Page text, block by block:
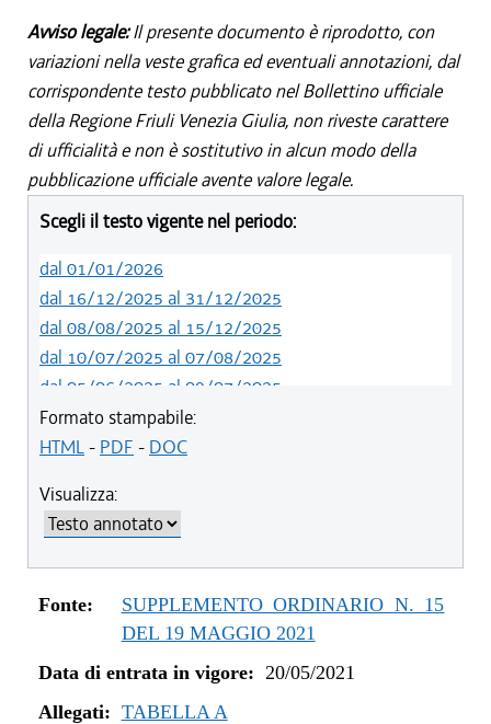
Avviso legale:Il presente documento è riprodotto, con
variazioni nella veste grafica ed eventuali annotazioni, dal
corrispondente testo pubblicato nel Bollettino ufficiale
della Regione Friuli Venezia Giulia, non riveste carattere
di ufficialità e non è sostitutivo in alcun modo della
pubblicazione ufficiale avente valore legale.
Scegli il testo vigente nel periodo:
dal 01/01/2026
dal 16/12/2025 al 31/12/2025
dal 08/08/2025 al 15/12/2025
dal 10/07/2025 al 07/08/2025
dal 05/06/2025 al 09/07/2025
dal 14/05/2024 al 04/06/2025
dal 12/08/2023 al 13/05/2024
dal 04/08/2022 al 31/12/2022
dal 14/06/2022 al 03/08/2022
dal 01/01/2022 al 13/06/2022
dal 10/12/2021 al 31/12/2021
dal 06/11/2021 al 09/12/2021
dal 20/05/2021 al 11/08/2021
Formato stampabile:
HTML- PDF - DOC
Visualizza:
Fonte:
SUPPLEMENTO ORDINARIO N. 15
DEL 19 MAGGIO 2021
Data di entrata in vigore: 20/05/2021
Allegati: TABELLA A